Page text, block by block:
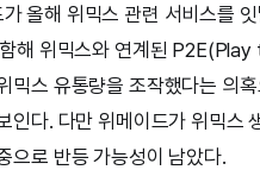
올해 위믹스 관련 서비스를
함해 위믹스와 연계된
믹스 유통량을 조작했다는 의
인다. 다만 위메이드가 위믹스
으로 반등 가능성이 남았다.